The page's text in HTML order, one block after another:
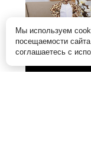
Мы используем
посещаемости
соглашаетесь с